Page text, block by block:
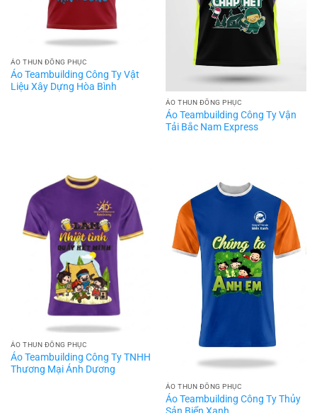
ÁO THUN ĐỒNG PHỤC
Áo Teambuilding Công Ty Vật
Liệu Xây Dựng Hòa Bình
ÁO THUN ĐỒNG PHỤC
Áo Teambuilding Công Ty Vận
Tải Bắc Nam Express
ÁO THUN ĐỒNG PHỤC
Áo Teambuilding Công Ty TNHH
Thương Mại Ánh Dương
ÁO THUN ĐỒNG PHỤC
Áo Teambuilding Công Ty Thủy
Sản Biển Xanh